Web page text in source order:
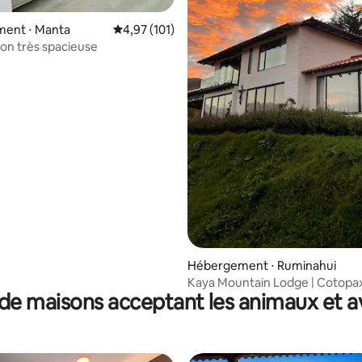
sur la base de 22 commentaires : 5 sur 5
⋅ Manta Évaluation moyenne sur la base de 101
4,97 (101)
très spacieuse
Hébergement ⋅ Ruminahui
Kaya Mountain Lodge |
maisons acceptant les animaux et